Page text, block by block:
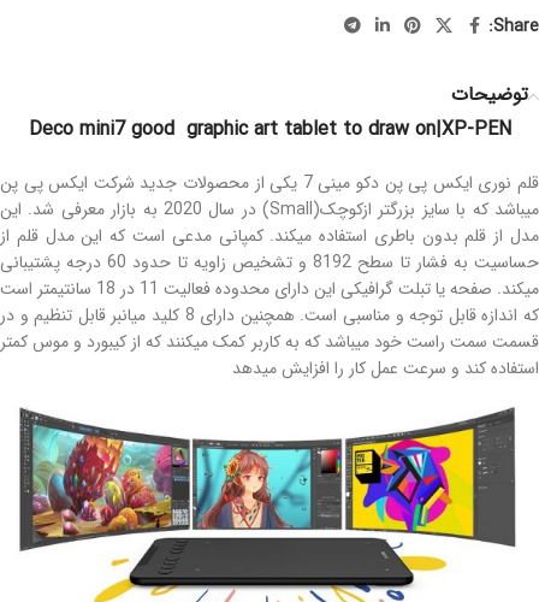
Share:
توضیحات
Deco mini7 good graphic art tablet to draw on|XP-PEN
قلم نوری ایکس پی پن دکو مینی 7 یکی از محصولات جدید شرکت ایکس پی پن
میباشد که با سایز بزرگتر ازکوچک(Small) در سال 2020 به بازار معرفی شد. این
مدل از قلم بدون باطری استفاده میکند. کمپانی مدعی است که این مدل قلم از
حساسیت به فشار تا سطح 8192 و تشخیص زاویه تا حدود 60 درجه پشتیبانی
میکند. صفحه یا تبلت گرافیکی این دارای محدوده فعالیت 11 در 18 سانتیمتر است
که اندازه قابل توجه و مناسبی است. همچنین دارای 8 کلید میانبر قابل تنظیم و در
قسمت سمت راست خود میباشد که به کاربر کمک میکنند که از کیبورد و موس کمتر
استفاده کند و سرعت عمل کار را افزایش میدهد